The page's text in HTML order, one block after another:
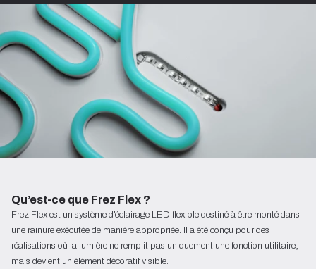
Qu’est-ce que Frez Flex ?
Frez Flex est un système d’éclairage LED flexible destiné à être monté dans
une rainure exécutée de manière appropriée. Il a été conçu pour des
réalisations où la lumière ne remplit pas uniquement une fonction utilitaire,
mais devient un élément décoratif visible.